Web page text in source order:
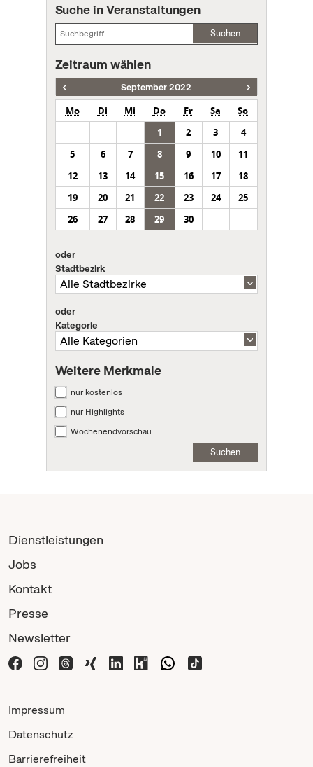
Suche in Veranstaltungen
Suchen
Zeitraum wählen
September 2022
Mo Di Mi Do Fr Sa
So
1
2 3
4
5
6 7 8 9 10
11
12
13 14 15 16 17
18
19
20 21 22 23 24
25
26
27 28 29 30
oder
Stadtbezirk
oder
Kategorie
Weitere Merkmale
nur kostenlos
nur Highlights
Wochenendvorschau
Suchen
Dienstleistungen
Jobs
Kontakt
Presse
Newsletter
Impressum
Datenschutz
Barrierefreiheit